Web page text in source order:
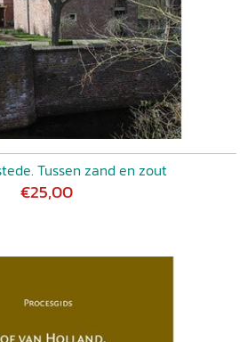
Tussen zand en zout
€25,00